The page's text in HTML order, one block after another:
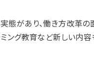
があり、働き方改革の
グ教育など新しい内容